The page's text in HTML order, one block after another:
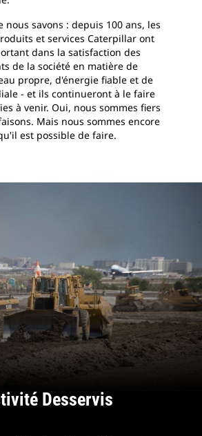
nous savons : depuis 100 ans, les
et services Caterpillar ont
dans la satisfaction des
de la société en matière de
propre, d'énergie fiable et de
- et ils continueront à le faire
à venir. Oui, nous sommes fiers
Mais nous sommes encore
est possible de faire.
Desservis